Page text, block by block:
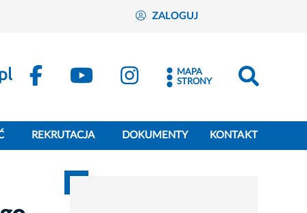
ZALOGUJ
MAPA
STRONY
REKRUTACJA DOKUMENTY KONTAKT